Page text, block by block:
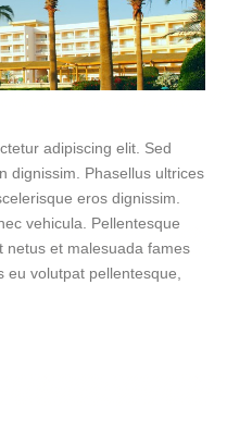
adipiscing elit. Sed
dignissim. Phasellus ultrices
eros dignissim.
vehicula. Pellentesque
netus et malesuada fames
eu volutpat pellentesque,